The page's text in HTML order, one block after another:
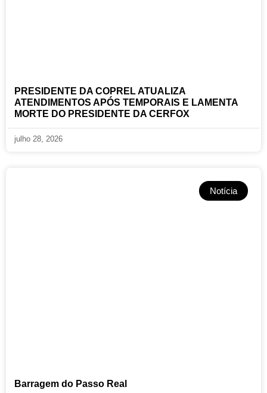
PRESIDENTE DA COPREL ATUALIZA
ATENDIMENTOS APÓS TEMPORAIS E LAMENTA
MORTE DO PRESIDENTE DA CERFOX
julho 28, 2026
Notícia
Barragem do Passo Real